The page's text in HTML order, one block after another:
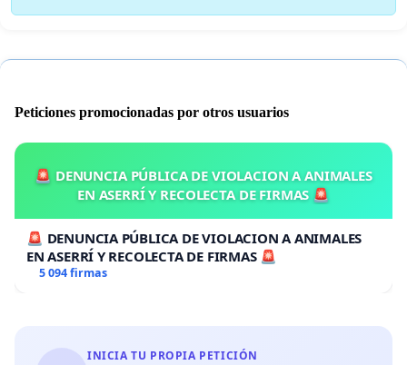
Peticiones promocionadas por otros usuarios
🚨 DENUNCIA PÚBLICA DE VIOLACION A ANIMALES
EN ASERRÍ Y RECOLECTA DE FIRMAS 🚨
🚨 DENUNCIA PÚBLICA DE VIOLACION A ANIMALES
EN ASERRÍ Y RECOLECTA DE FIRMAS 🚨
5 094 firmas
INICIA TU PROPIA PETICIÓN